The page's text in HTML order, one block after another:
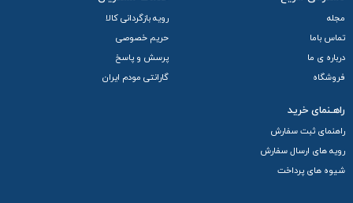
مجله
تماس باما
درباره ی ما
فروشگاه
رویه بازگردانی کالا
حریم خصوصی
پرسش و پاسخ
گارانتی مودم ایران
راهـنمای خرید
راهنمای ثبت سفارش
رویه های ارسال سفارش
شیوه های پرداخت